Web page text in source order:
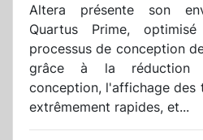
Altera présente son
Quartus Prime,
processus de conception
grâce à la réduction
conception, l'affichage des
extrêmement rapides, et...